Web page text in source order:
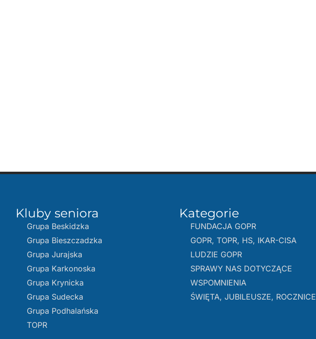
Kluby seniora
Grupa Beskidzka​
Grupa Bieszczadzka
Grupa Jurajska
Grupa Karkonoska
Grupa Krynicka
Grupa Sudecka
Grupa Podhalańska
TOPR
Kategorie
FUNDACJA GOPR
GOPR, TOPR, HS, IKAR-CISA
LUDZIE GOPR
SPRAWY NAS DOTYCZĄCE
WSPOMNIENIA
ŚWIĘTA, JUBILEUSZE, ROCZNICE